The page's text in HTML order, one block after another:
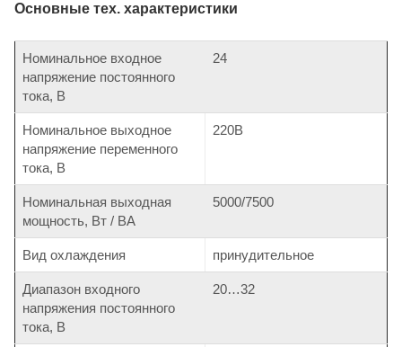
Основные тех. характеристики
Номинальное входное
напряжение постоянного
тока, В
24
Номинальное выходное
напряжение переменного
тока, В
220В
Номинальная выходная
мощность, Вт / ВА
5000/7500
Вид охлаждения принудительное
Диапазон входного
напряжения постоянного
тока, В
20…32